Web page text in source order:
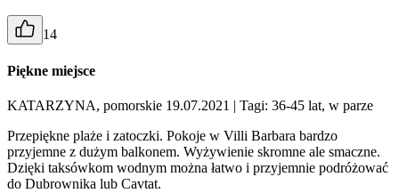
14
Piękne miejsce
KATARZYNA, pomorskie 19.07.2021 | Tagi: 36-45 lat, w parze
Przepiękne plaże i zatoczki. Pokoje w Villi Barbara bardzo
przyjemne z dużym balkonem. Wyżywienie skromne ale smaczne.
Dzięki taksówkom wodnym można łatwo i przyjemnie podróżować
do Dubrownika lub Cavtat.